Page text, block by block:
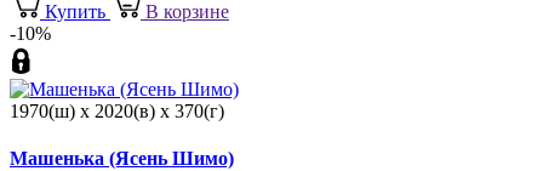
Купить
В корзине
-10%
1970(ш) x 2020(в) x 370(г)
Машенька (Ясень Шимо)